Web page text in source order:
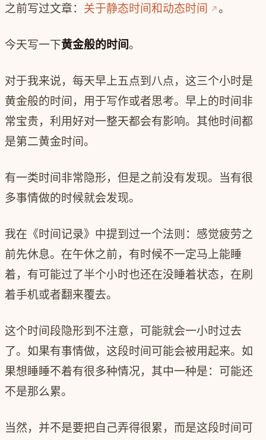
之前写过文章： 关于静态时间和动态时间 。
今天写一下黄金般的时间。
对于我来说，每天早上五点到八点，这三个小时是
黄金般的时间，用于写作或者思考。早上的时间非
常宝贵，利用好对一整天都会有影响。其他时间都
是第二黄金时间。
有一类时间非常隐形，但是之前没有发现。当有很
多事情做的时候就会发现。
我在《时间记录》中提到过一个法则：感觉疲劳之
前先休息。在午休之前，有时候不一定马上能睡
着，有可能过了半个小时也还在没睡着状态，在刷
着手机或者翻来覆去。
这个时间段隐形到不注意，可能就会一小时过去
了。如果有事情做，这段时间可能会被用起来。如
果想睡睡不着有很多种情况，其中一种是：可能还
不是那么累。
当然，并不是要把自己弄得很累，而是这段时间可